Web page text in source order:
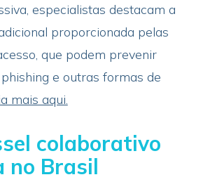
especialistas destacam a
proporcionada pelas
que podem prevenir
e outras formas de
mais aqui.
colaborativo
no Brasil